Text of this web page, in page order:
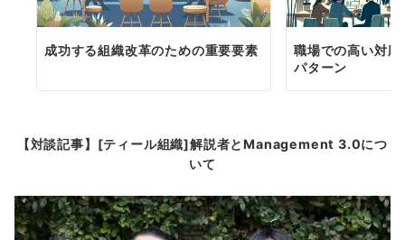
成功する組織改革のための重要要素
職場での高い対
パターン
【対談記事】[ティール組織]解説者とManagement 3.0につ
いて